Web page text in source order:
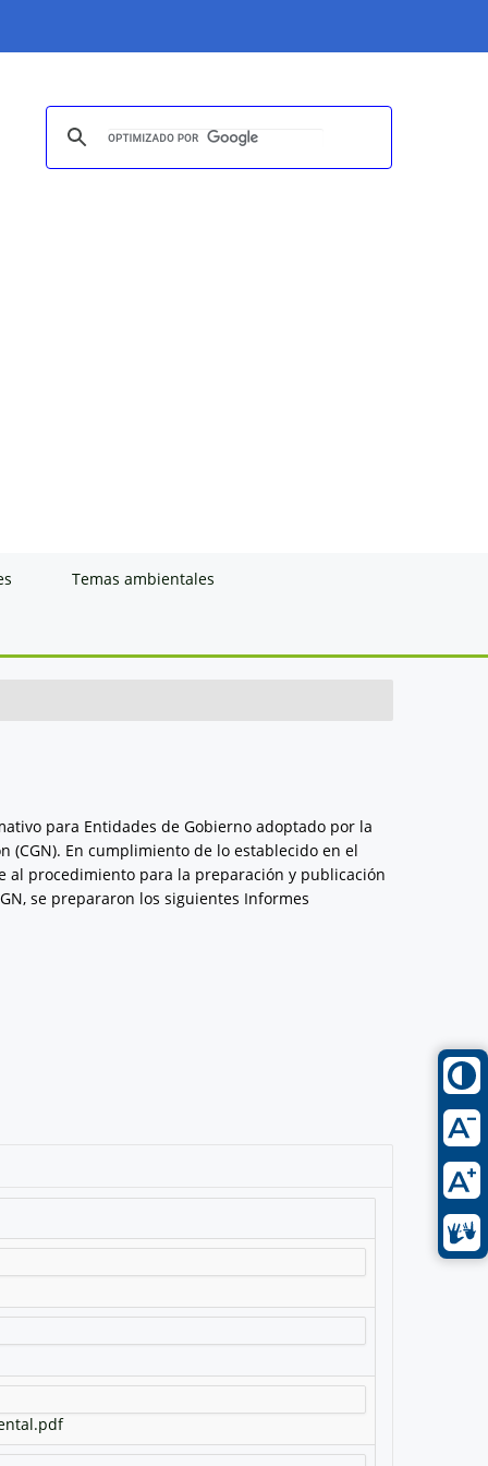
Temas ambientales
para Entidades de Gobierno adoptado por la
(CGN). En cumplimiento de lo establecido en el
al procedimiento para la preparación y publicación
se prepararon los siguientes Informes